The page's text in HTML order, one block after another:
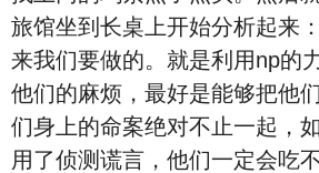
旅馆坐到长桌上开始分析起来
来我们要做的。就是利用np的
他们的麻烦，最好是能够把他
们身上的命案绝对不止一起，
用了侦测谎言，他们一定会吃